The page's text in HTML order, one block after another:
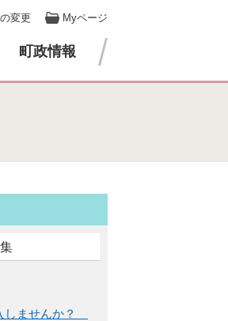
変更 Myページ
町政情報
しませんか？